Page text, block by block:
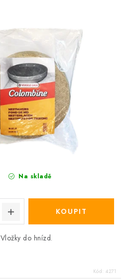
Na skladě
Vložky do hnízd.
Kód: 4271